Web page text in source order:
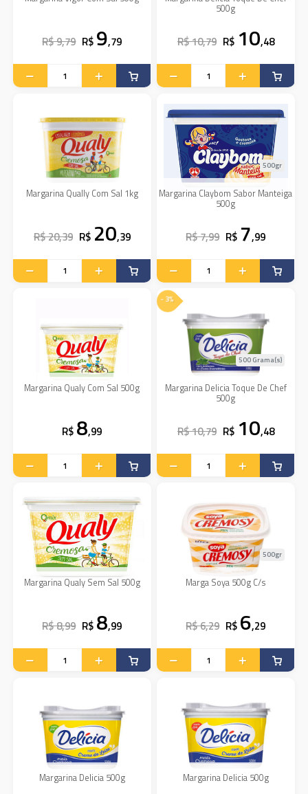
R$ 9,79 R$ 9,79
500g
R$ 10,79 R$ 10,48
Margarina Qually Com Sal 1kg
R$ 20,39 R$ 20,39
Margarina Claybom Sabor Manteiga
500g
500gr
R$ 7,99 R$ 7,99
Margarina Qualy Com Sal 500g
R$ 8,99
- 3%
Margarina Delicia Toque De Chef
500g
500 Grama(s)
R$ 10,79 R$ 10,48
Margarina Qualy Sem Sal 500g
R$ 8,99 R$ 8,99
Marga Soya 500g C/s
500gr
R$ 6,29 R$ 6,29
Margarina Delicia 500g Margarina Delicia 500g